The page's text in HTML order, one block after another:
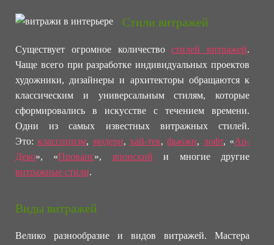
Стили витражей
Существует огромное количествостилей витражей.
Чаще всего при разработке индивидуальных проектов
художники, дизайнеры и архитекторы обращаются к
классическим и универсальным стилям, которые
сформировались в искусстве с течением времени.
Одни из самых известных витражных стилей.
Это:классицизм, модерн,хай-тек,фьюжн, лофт, «Ар-
Деко», «Прованс», японский и многие другие
витражные стили.
Виды витражей
Велико разнообразие и видов витражей. Мастера